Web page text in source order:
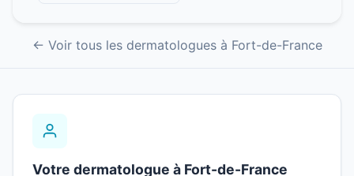
← Voir tous les dermatologues à Fort-de-France
Votre dermatologue à Fort-de-France